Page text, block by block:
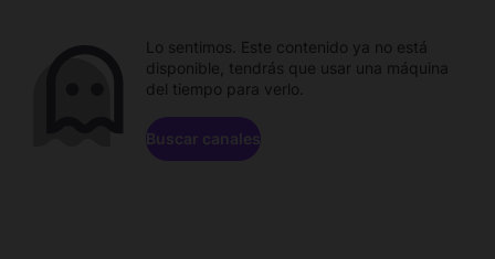
Lo sentimos. Este contenido ya no está
disponible, tendrás que usar una máquina
del tiempo para verlo.
Buscar canales